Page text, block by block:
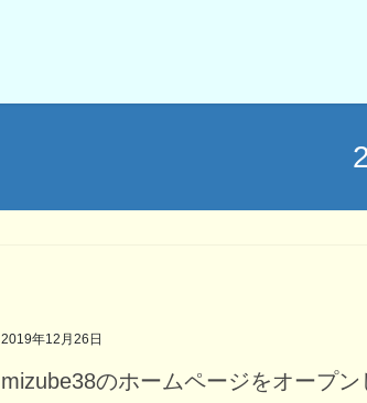
2019年12月26日
mizube38のホームページをオープン